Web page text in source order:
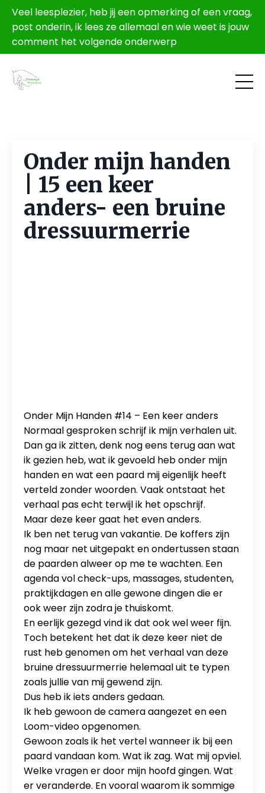
Veel leesplezier, heb jij een opmerking of een vraag,
post onderin, ik lees ze allemaal en wie weet is jouw
comment het volgende onderwerp
Onder mijn handen
| 15 een keer
anders- een bruine
dressuurmerrie
Onder Mijn Handen #14 – Een keer anders
Normaal gesproken schrijf ik mijn verhalen uit.
Dan ga ik zitten, denk nog eens terug aan wat
ik gezien heb, wat ik gevoeld heb onder mijn
handen en wat een paard mij eigenlijk heeft
verteld zonder woorden. Vaak ontstaat het
verhaal pas echt terwijl ik het opschrijf.
Maar deze keer gaat het even anders.
Ik ben net terug van vakantie. De koffers zijn
nog maar net uitgepakt en ondertussen staan
de paarden alweer op me te wachten. Een
agenda vol check-ups, massages, studenten,
praktijkdagen en alle gewone dingen die er
ook weer zijn zodra je thuiskomt.
En eerlijk gezegd vind ik dat ook wel weer fijn.
Toch betekent het dat ik deze keer niet de
rust heb genomen om het verhaal van deze
bruine dressuurmerrie helemaal uit te typen
zoals jullie van mij gewend zijn.
Dus heb ik iets anders gedaan.
Ik heb gewoon de camera aangezet en een
Loom-video opgenomen.
Gewoon zoals ik het vertel wanneer ik bij een
paard vandaan kom. Wat ik zag. Wat mij opviel.
Welke vragen er door mijn hoofd gingen. Wat
er veranderde. En vooral waarom ik sommige